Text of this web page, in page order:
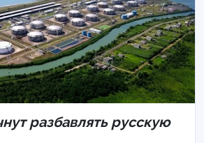
разбавлять русскую